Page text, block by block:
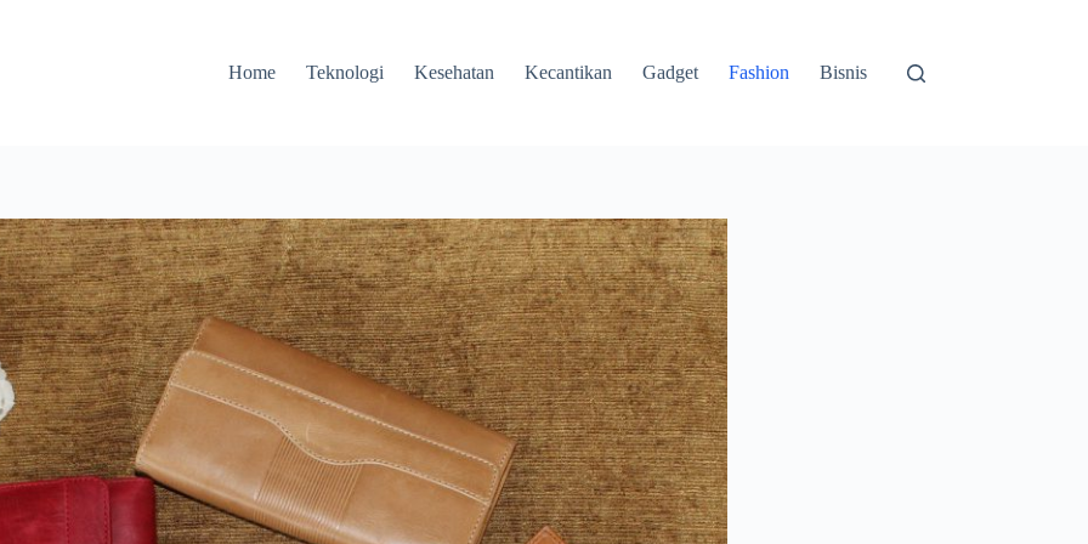
Home
Teknologi Kesehatan Kecantikan Gadget Fashion Bisnis